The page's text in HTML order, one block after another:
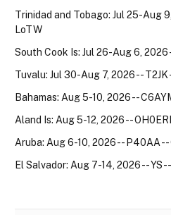
Trinidad and Tobago: Jul 25-Aug
LoTW
South Cook Is: Jul 26-Aug 6, 2026
Tuvalu: Jul 30-Aug 7, 2026 -- T2JK
Bahamas: Aug 5-10, 2026 --
Aland Is: Aug 5-12, 2026 --
Aruba: Aug 6-10, 2026 -- P40AA --
El Salvador: Aug 7-14, 2026 -- YS